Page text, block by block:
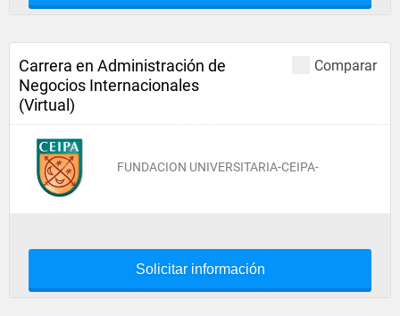
Comparar
Carrera en Administración de
Negocios Internacionales
(Virtual)
FUNDACION UNIVERSITARIA-CEIPA-
Solicitar información